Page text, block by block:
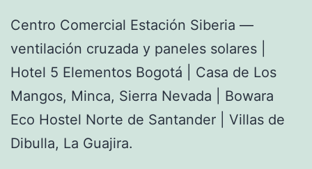
Centro Comercial Estación Siberia —
ventilación cruzada y paneles solares |
Hotel 5 Elementos Bogotá | Casa de Los
Mangos, Minca, Sierra Nevada | Bowara
Eco Hostel Norte de Santander | Villas de
Dibulla, La Guajira.